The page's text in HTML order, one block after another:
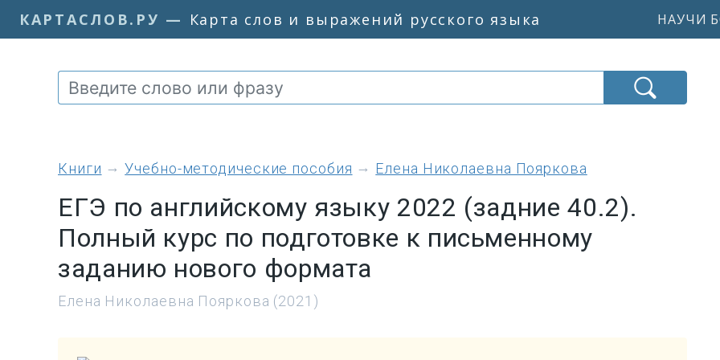
КАРТАСЛОВ.РУ — Карта слов и выражений русского языка НАУЧИ
книги Учебно-методические пособия Елена Николаевна Пояркова
ЕГЭ по английскому языку 2022 (задние 40.2).
Полный курс по подготовке к письменному
заданию нового формата
Елена Николаевна Пояркова (2021)